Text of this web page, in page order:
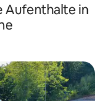
Aufenthalte in